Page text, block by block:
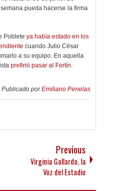
pueda hacerse la firma
Poblete ya había estado en los
cuando Julio César
a su equipo. En aquella
prefirió pasar al Fortín
Publicado porEmiliano Penelas
Previous
Virginia Gallardo, la
Voz del Estadio